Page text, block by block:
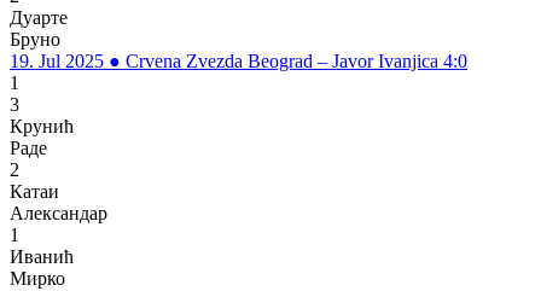
Дуарте
Бруно
19. Jul 2025 ● Crvena Zvezda Beograd – Javor Ivanjica 4:0
1
3
Крунић
Раде
2
Катаи
Александар
1
Иванић
Мирко